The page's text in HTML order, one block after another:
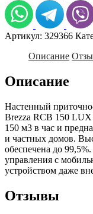
Clima
Brezza
RCB
150
Артикул: 329366
Описание
Описание
Настенный
Brezza RCB 150
150 м3 в час и
и частных домов.
обеспечена до
управления с
устройством даже
Отзывы